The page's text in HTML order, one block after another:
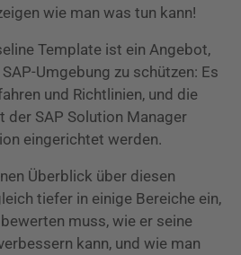
wie man was tun kann!
Template ist ein Angebot,
Umgebung zu schützen: Es
und Richtlinien, und die
der SAP Solution Manager
eingerichtet werden.
Überblick über diesen
tiefer in einige Bereiche ein,
muss, wie er seine
kann, und wie man